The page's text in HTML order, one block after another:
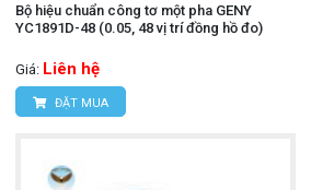
Bộ hiệu chuẩn công tơ một pha GENY
YC1891D-48 (0.05, 48 vị trí đồng hồ đo)
Giá: Liên hệ
ĐẶT MUA